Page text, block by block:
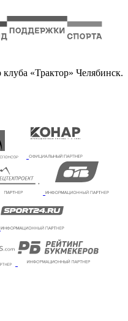
«Трактор» Челябинск.